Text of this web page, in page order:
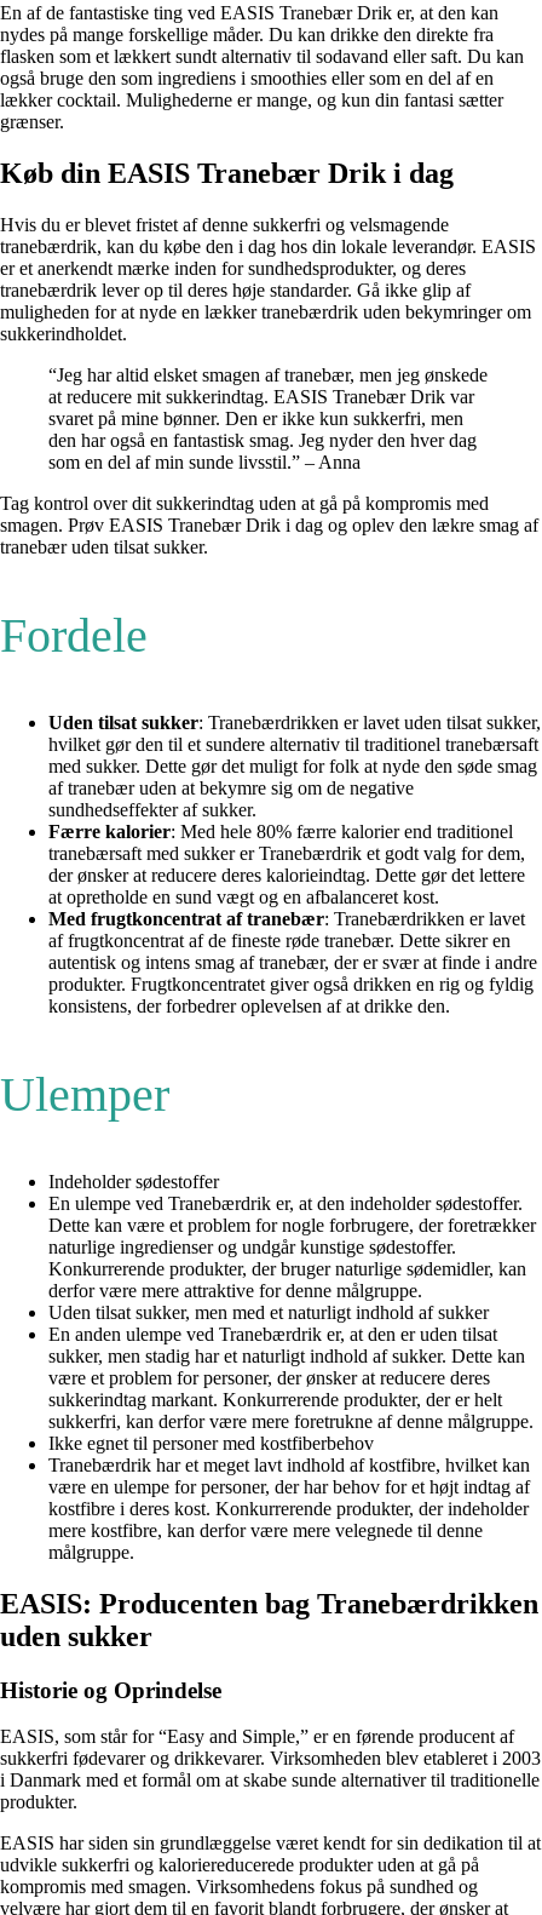
En af de fantastiske ting ved EASIS Tranebær Drik er, at den kan
nydes på mange forskellige måder. Du kan drikke den direkte fra
flasken som et lækkert sundt alternativ til sodavand eller saft. Du kan
også bruge den som ingrediens i smoothies eller som en del af en
lækker cocktail. Mulighederne er mange, og kun din fantasi sætter
grænser.
Køb din EASIS Tranebær Drik i dag
Hvis du er blevet fristet af denne sukkerfri og velsmagende
tranebærdrik, kan du købe den i dag hos din lokale leverandør. EASIS
er et anerkendt mærke inden for sundhedsprodukter, og deres
tranebærdrik lever op til deres høje standarder. Gå ikke glip af
muligheden for at nyde en lækker tranebærdrik uden bekymringer om
sukkerindholdet.
“Jeg har altid elsket smagen af tranebær, men jeg ønskede
at reducere mit sukkerindtag. EASIS Tranebær Drik var
svaret på mine bønner. Den er ikke kun sukkerfri, men
den har også en fantastisk smag. Jeg nyder den hver dag
som en del af min sunde livsstil.” – Anna
Tag kontrol over dit sukkerindtag uden at gå på kompromis med
smagen. Prøv EASIS Tranebær Drik i dag og oplev den lækre smag af
tranebær uden tilsat sukker.
Fordele
Uden tilsat sukker: Tranebærdrikken er lavet uden tilsat sukker,
hvilket gør den til et sundere alternativ til traditionel tranebærsaft
med sukker. Dette gør det muligt for folk at nyde den søde smag
af tranebær uden at bekymre sig om de negative
sundhedseffekter af sukker.
Færre kalorier: Med hele 80% færre kalorier end traditionel
tranebærsaft med sukker er Tranebærdrik et godt valg for dem,
der ønsker at reducere deres kalorieindtag. Dette gør det lettere
at opretholde en sund vægt og en afbalanceret kost.
Med frugtkoncentrat af tranebær: Tranebærdrikken er lavet
af frugtkoncentrat af de fineste røde tranebær. Dette sikrer en
autentisk og intens smag af tranebær, der er svær at finde i andre
produkter. Frugtkoncentratet giver også drikken en rig og fyldig
konsistens, der forbedrer oplevelsen af at drikke den.
Ulemper
Indeholder sødestoffer
En ulempe ved Tranebærdrik er, at den indeholder sødestoffer.
Dette kan være et problem for nogle forbrugere, der foretrækker
naturlige ingredienser og undgår kunstige sødestoffer.
Konkurrerende produkter, der bruger naturlige sødemidler, kan
derfor være mere attraktive for denne målgruppe.
Uden tilsat sukker, men med et naturligt indhold af sukker
En anden ulempe ved Tranebærdrik er, at den er uden tilsat
sukker, men stadig har et naturligt indhold af sukker. Dette kan
være et problem for personer, der ønsker at reducere deres
sukkerindtag markant. Konkurrerende produkter, der er helt
sukkerfri, kan derfor være mere foretrukne af denne målgruppe.
Ikke egnet til personer med kostfiberbehov
Tranebærdrik har et meget lavt indhold af kostfibre, hvilket kan
være en ulempe for personer, der har behov for et højt indtag af
kostfibre i deres kost. Konkurrerende produkter, der indeholder
mere kostfibre, kan derfor være mere velegnede til denne
målgruppe.
EASIS: Producenten bag Tranebærdrikken
uden sukker
Historie og Oprindelse
EASIS, som står for “Easy and Simple,” er en førende producent af
sukkerfri fødevarer og drikkevarer. Virksomheden blev etableret i 2003
i Danmark med et formål om at skabe sunde alternativer til traditionelle
produkter.
EASIS har siden sin grundlæggelse været kendt for sin dedikation til at
udvikle sukkerfri og kaloriereducerede produkter uden at gå på
kompromis med smagen. Virksomhedens fokus på sundhed og
velvære har gjort dem til en favorit blandt forbrugere, der ønsker at